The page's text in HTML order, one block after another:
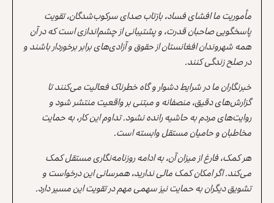
مأموریت ما افشای فساد، بازتاب صدای سرکوب‌شدگان، تقویت
پاسخگویی صاحبان قدرت، و پشتیبانی از چشم‌اندازی است که در آن
همه شهروندان افغانستان از حقوق و آزادی‌های برابر برخوردار باشند و
در صلح زندگی کنند.
خبرنگاران ما در شرایط دشوار و گاه خطرناک فعالیت می‌کنند تا
گزارش‌های دقیق، منصفانه و مبتنی بر واقعیت منتشر شود و
روایت‌های مردم به حاشیه رانده نشود. تداوم این کار، به حمایت
مخاطبان و حامیان مستقل وابسته است.
هر کمک، فارغ از میزان آن، به ادامه روزنامه‌نگاری مستقل کمک
می‌کند. اگر امکان کمک مالی ندارید، همرسانی این درخواست و
تشویق دیگران به حمایت نیز سهمی مهم در تقویت این مسیر دارد.